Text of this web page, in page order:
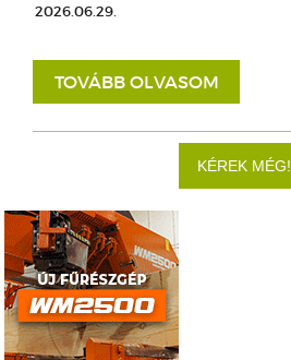
2026.06.29.
TOVÁBB OLVASOM
KÉREK MÉG!